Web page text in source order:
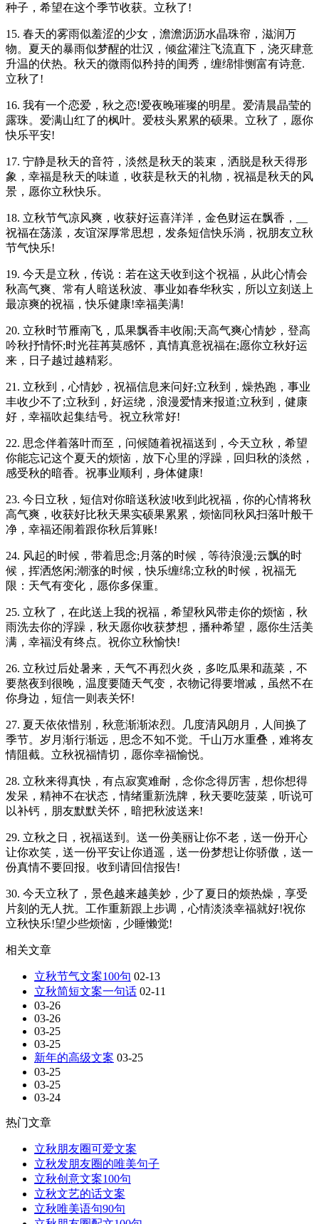
种子，希望在这个季节收获。立秋了!
15. 春天的雾雨似羞涩的少女，澹澹沥沥水晶珠帘，滋润万
物。夏天的暴雨似梦醒的壮汉，倾盆灌注飞流直下，浇灭肆意
升温的伏热。秋天的微雨似矜持的闺秀，缠绵悱恻富有诗意.
立秋了!
16. 我有一个恋爱，秋之恋!爱夜晚璀璨的明星。爱清晨晶莹的
露珠。爱满山红了的枫叶。爱枝头累累的硕果。立秋了，愿你
快乐平安!
17. 宁静是秋天的音符，淡然是秋天的装束，洒脱是秋天得形
象，幸福是秋天的味道，收获是秋天的礼物，祝福是秋天的风
景，愿你立秋快乐。
18. 立秋节气凉风爽，收获好运喜洋洋，金色财运在飘香，__
祝福在荡漾，友谊深厚常思想，发条短信快乐淌，祝朋友立秋
节气快乐!
19. 今天是立秋，传说：若在这天收到这个祝福，从此心情会
秋高气爽、常有人暗送秋波、事业如春华秋实，所以立刻送上
最凉爽的祝福，快乐健康!幸福美满!
20. 立秋时节雁南飞，瓜果飘香丰收闹;天高气爽心情妙，登高
吟秋抒情怀;时光荏苒莫感怀，真情真意祝福在;愿你立秋好运
来，日子越过越精彩。
21. 立秋到，心情妙，祝福信息来问好;立秋到，燥热跑，事业
丰收少不了;立秋到，好运绕，浪漫爱情来报道;立秋到，健康
好，幸福吹起集结号。祝立秋常好!
22. 思念伴着落叶而至，问候随着祝福送到，今天立秋，希望
你能忘记这个夏天的烦恼，放下心里的浮躁，回归秋的淡然，
感受秋的暗香。祝事业顺利，身体健康!
23. 今日立秋，短信对你暗送秋波!收到此祝福，你的心情将秋
高气爽，收获好比秋天果实硕果累累，烦恼同秋风扫落叶般干
净，幸福还闹着跟你秋后算账!
24. 风起的时候，带着思念;月落的时候，等待浪漫;云飘的时
候，挥洒悠闲;潮涨的时候，快乐缠绵;立秋的时候，祝福无
限：天气有变化，愿你多保重。
25. 立秋了，在此送上我的祝福，希望秋风带走你的烦恼，秋
雨洗去你的浮躁，秋天愿你收获梦想，播种希望，愿你生活美
满，幸福没有终点。祝你立秋愉快!
26. 立秋过后处暑来，天气不再烈火炎，多吃瓜果和蔬菜，不
要熬夜到很晚，温度要随天气变，衣物记得要增减，虽然不在
你身边，短信一则表关怀!
27. 夏天依依惜别，秋意渐渐浓烈。几度清风朗月，人间换了
季节。岁月渐行渐远，思念不知不觉。千山万水重叠，难将友
情阻截。立秋祝福情切，愿你幸福愉悦。
28. 立秋来得真快，有点寂寞难耐，念你念得厉害，想你想得
发呆，精神不在状态，情绪重新洗牌，秋天要吃菠菜，听说可
以补钙，朋友默默关怀，暗把秋波送来!
29. 立秋之日，祝福送到。送一份美丽让你不老，送一份开心
让你欢笑，送一份平安让你逍遥，送一份梦想让你骄傲，送一
份真情不要回报。收到请回信报告!
30. 今天立秋了，景色越来越美妙，少了夏日的烦热燥，享受
片刻的无人扰。工作重新跟上步调，心情淡淡幸福就好!祝你
立秋快乐!望少些烦恼，少睡懒觉!
相关文章
立秋节气文案100句 02-13
立秋简短文案一句话 02-11
03-26
03-26
03-25
03-25
新年的高级文案 03-25
03-25
03-25
03-24
热门文章
立秋朋友圈可爱文案
立秋发朋友圈的唯美句子
立秋创意文案100句
立秋文艺的话文案
立秋唯美语句90句